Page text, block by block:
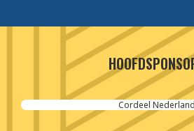
Cordeel Nederland